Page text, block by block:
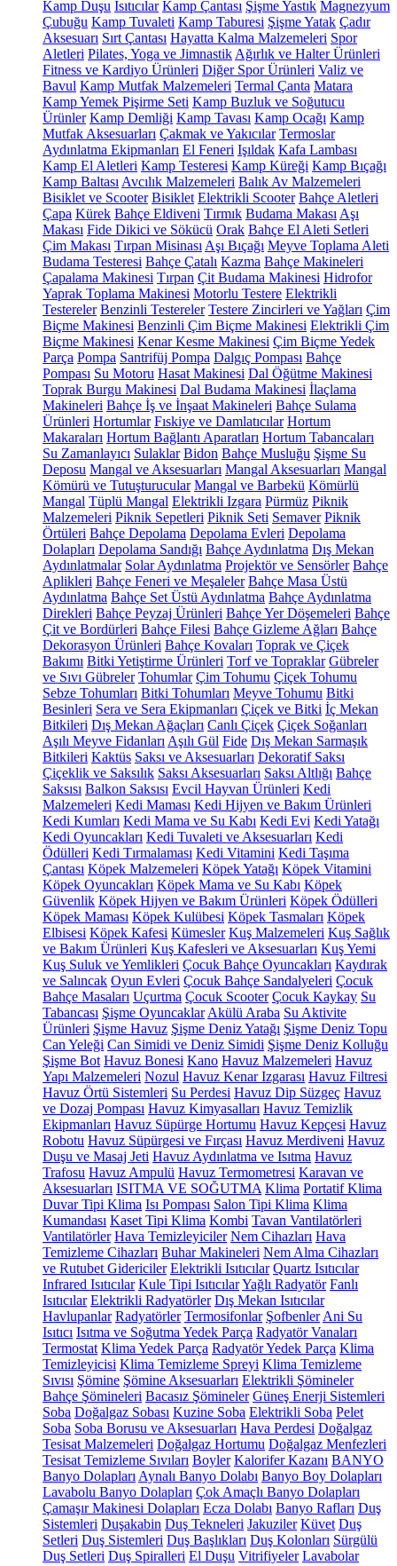
Kamp Duşu Isıtıcılar Kamp Çantası Şişme Yastık Magnezyum
Çubuğu Kamp Tuvaleti Kamp Taburesi Şişme Yatak Çadır
Aksesuarı Sırt Çantası Hayatta Kalma Malzemeleri Spor
Aletleri Pilates, Yoga ve Jimnastik Ağırlık ve Halter Ürünleri
Fitness ve Kardiyo Ürünleri Diğer Spor Ürünleri Valiz ve
Bavul Kamp Mutfak Malzemeleri Termal Çanta Matara
Kamp Yemek Pişirme Seti Kamp Buzluk ve Soğutucu
Ürünler Kamp Demliği Kamp Tavası Kamp Ocağı Kamp
Mutfak Aksesuarları Çakmak ve Yakıcılar Termoslar
Aydınlatma Ekipmanları El Feneri Işıldak Kafa Lambası
Kamp El Aletleri Kamp Testeresi Kamp Küreği Kamp Bıçağı
Kamp Baltası Avcılık Malzemeleri Balık Av Malzemeleri
Bisiklet ve Scooter Bisiklet Elektrikli Scooter Bahçe Aletleri
Çapa Kürek Bahçe Eldiveni Tırmık Budama Makası Aşı
Makası Fide Dikici ve Sökücü Orak Bahçe El Aleti Setleri
Çim Makası Tırpan Misinası Aşı Bıçağı Meyve Toplama Aleti
Budama Testeresi Bahçe Çatalı Kazma Bahçe Makineleri
Çapalama Makinesi Tırpan Çit Budama Makinesi Hidrofor
Yaprak Toplama Makinesi Motorlu Testere Elektrikli
Testereler Benzinli Testereler Testere Zincirleri ve Yağları Çim
Biçme Makinesi Benzinli Çim Biçme Makinesi Elektrikli Çim
Biçme Makinesi Kenar Kesme Makinesi Çim Biçme Yedek
Parça Pompa Santrifüj Pompa Dalgıç Pompası Bahçe
Pompası Su Motoru Hasat Makinesi Dal Öğütme Makinesi
Toprak Burgu Makinesi Dal Budama Makinesi İlaçlama
Makineleri Bahçe İş ve İnşaat Makineleri Bahçe Sulama
Ürünleri Hortumlar Fıskiye ve Damlatıcılar Hortum
Makaraları Hortum Bağlantı Aparatları Hortum Tabancaları
Su Zamanlayıcı Sulaklar Bidon Bahçe Musluğu Şişme Su
Deposu Mangal ve Aksesuarları Mangal Aksesuarları Mangal
Kömürü ve Tutuşturucular Mangal ve Barbekü Kömürlü
Mangal Tüplü Mangal Elektrikli Izgara Pürmüz Piknik
Malzemeleri Piknik Sepetleri Piknik Seti Semaver Piknik
Örtüleri Bahçe Depolama Depolama Evleri Depolama
Dolapları Depolama Sandığı Bahçe Aydınlatma Dış Mekan
Aydınlatmalar Solar Aydınlatma Projektör ve Sensörler Bahçe
Aplikleri Bahçe Feneri ve Meşaleler Bahçe Masa Üstü
Aydınlatma Bahçe Set Üstü Aydınlatma Bahçe Aydınlatma
Direkleri Bahçe Peyzaj Ürünleri Bahçe Yer Döşemeleri Bahçe
Çit ve Bordürleri Bahçe Filesi Bahçe Gizleme Ağları Bahçe
Dekorasyon Ürünleri Bahçe Kovaları Toprak ve Çiçek
Bakımı Bitki Yetiştirme Ürünleri Torf ve Topraklar Gübreler
ve Sıvı Gübreler Tohumlar Çim Tohumu Çiçek Tohumu
Sebze Tohumları Bitki Tohumları Meyve Tohumu Bitki
Besinleri Sera ve Sera Ekipmanları Çiçek ve Bitki İç Mekan
Bitkileri Dış Mekan Ağaçları Canlı Çiçek Çiçek Soğanları
Aşılı Meyve Fidanları Aşılı Gül Fide Dış Mekan Sarmaşık
Bitkileri Kaktüs Saksı ve Aksesuarları Dekoratif Saksı
Çiçeklik ve Saksılık Saksı Aksesuarları Saksı Altlığı Bahçe
Saksısı Balkon Saksısı Evcil Hayvan Ürünleri Kedi
Malzemeleri Kedi Maması Kedi Hijyen ve Bakım Ürünleri
Kedi Kumları Kedi Mama ve Su Kabı Kedi Evi Kedi Yatağı
Kedi Oyuncakları Kedi Tuvaleti ve Aksesuarları Kedi
Ödülleri Kedi Tırmalaması Kedi Vitamini Kedi Taşıma
Çantası Köpek Malzemeleri Köpek Yatağı Köpek Vitamini
Köpek Oyuncakları Köpek Mama ve Su Kabı Köpek
Güvenlik Köpek Hijyen ve Bakım Ürünleri Köpek Ödülleri
Köpek Maması Köpek Kulübesi Köpek Tasmaları Köpek
Elbisesi Köpek Kafesi Kümesler Kuş Malzemeleri Kuş Sağlık
ve Bakım Ürünleri Kuş Kafesleri ve Aksesuarları Kuş Yemi
Kuş Suluk ve Yemlikleri Çocuk Bahçe Oyuncakları Kaydırak
ve Salıncak Oyun Evleri Çocuk Bahçe Sandalyeleri Çocuk
Bahçe Masaları Uçurtma Çocuk Scooter Çocuk Kaykay Su
Tabancası Şişme Oyuncaklar Akülü Araba Su Aktivite
Ürünleri Şişme Havuz Şişme Deniz Yatağı Şişme Deniz Topu
Can Yeleği Can Simidi ve Deniz Simidi Şişme Deniz Kolluğu
Şişme Bot Havuz Bonesi Kano Havuz Malzemeleri Havuz
Yapı Malzemeleri Nozul Havuz Kenar Izgarası Havuz Filtresi
Havuz Örtü Sistemleri Su Perdesi Havuz Dip Süzgeç Havuz
ve Dozaj Pompası Havuz Kimyasalları Havuz Temizlik
Ekipmanları Havuz Süpürge Hortumu Havuz Kepçesi Havuz
Robotu Havuz Süpürgesi ve Fırçası Havuz Merdiveni Havuz
Duşu ve Masaj Jeti Havuz Aydınlatma ve Isıtma Havuz
Trafosu Havuz Ampulü Havuz Termometresi Karavan ve
Aksesuarları ISITMA VE SOĞUTMA Klima Portatif Klima
Duvar Tipi Klima Isı Pompası Salon Tipi Klima Klima
Kumandası Kaset Tipi Klima Kombi Tavan Vantilatörleri
Vantilatörler Hava Temizleyiciler Nem Cihazları Hava
Temizleme Cihazları Buhar Makineleri Nem Alma Cihazları
ve Rutubet Gidericiler Elektrikli Isıtıcılar Quartz Isıtıcılar
Infrared Isıtıcılar Kule Tipi IsıtıcılarYağlı Radyatör Fanlı
Isıtıcılar Elektrikli Radyatörler Dış Mekan Isıtıcılar
Havlupanlar Radyatörler Termosifonlar Şofbenler Ani Su
Isıtıcı Isıtma ve Soğutma Yedek Parça Radyatör Vanaları
Termostat Klima Yedek Parça Radyatör Yedek Parça Klima
Temizleyicisi Klima Temizleme Spreyi Klima Temizleme
Sıvısı Şömine Şömine Aksesuarları Elektrikli Şömineler
Bahçe Şömineleri Bacasız Şömineler Güneş Enerji Sistemleri
Soba Doğalgaz Sobası Kuzine Soba Elektrikli Soba Pelet
Soba Soba Borusu ve Aksesuarları Hava Perdesi Doğalgaz
Tesisat Malzemeleri Doğalgaz Hortumu Doğalgaz Menfezleri
Tesisat Temizleme Sıvıları Boyler Kalorifer Kazanı BANYO
Banyo Dolapları Aynalı Banyo Dolabı Banyo Boy Dolapları
Lavabolu Banyo Dolapları Çok Amaçlı Banyo Dolapları
Çamaşır Makinesi Dolapları Ecza Dolabı Banyo Rafları Duş
Sistemleri Duşakabin Duş Tekneleri Jakuziler Küvet Duş
Setleri Duş Sistemleri Duş Başlıkları Duş Kolonları Sürgülü
Duş Setleri Duş Spiralleri El Duşu Vitrifiyeler Lavabolar